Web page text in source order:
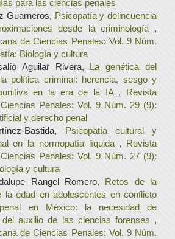
para las ciencias penales
Guarneros, Psicopatía y delincuencia
desde la criminología ,
de Ciencias Penales: Vol. 9 Núm.
Biología y cultura
Aguilar Rivera, La genética del
política criminal: herencia, sesgo y
en la era de la IA , Revista
Penales: Vol. 9 Núm. 29 (9):
y derecho penal
Bastida, Psicopatía cultural y
en la normopatía líquida , Revista
Penales: Vol. 9 Núm. 27 (9):
y cultura
Rangel Romero, Retos de la
la edad en adolescentes en conflicto
en México: la necesidad de
del auxilio de las ciencias forenses ,
de Ciencias Penales: Vol. 9 Núm.